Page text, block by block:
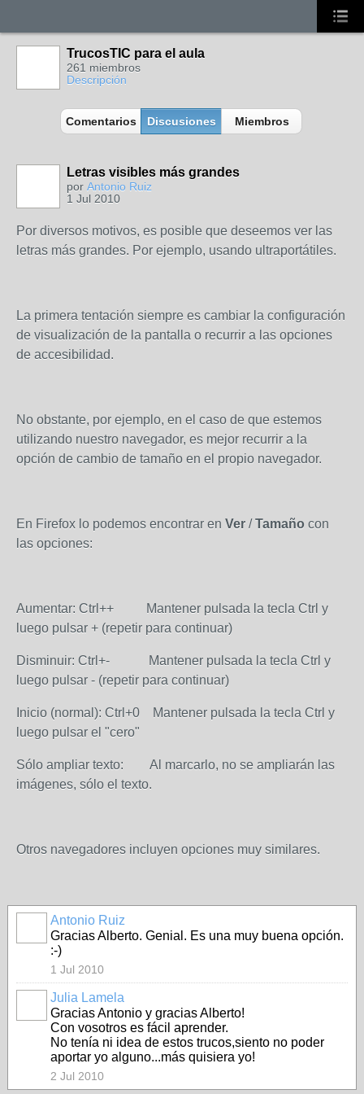
TrucosTIC para el aula
261 miembros
Descripción
Comentarios Discusiones Miembros
Letras visibles más grandes
por Antonio Ruiz
1 Jul 2010
Por diversos motivos, es posible que deseemos ver las
letras más grandes. Por ejemplo, usando ultraportátiles.
La primera tentación siempre es cambiar la configuración
de visualización de la pantalla o recurrir a las opciones
de accesibilidad.
No obstante, por ejemplo, en el caso de que estemos
utilizando nuestro navegador, es mejor recurrir a la
opción de cambio de tamaño en el propio navegador.
En Firefox lo podemos encontrar en Ver /Tamaño con
las opciones:
Aumentar: Ctrl++ Mantener pulsada la tecla Ctrl y
luego pulsar + (repetir para continuar)
Disminuir: Ctrl+- Mantener pulsada la tecla Ctrl y
luego pulsar - (repetir para continuar)
Inicio (normal): Ctrl+0 Mantener pulsada la tecla Ctrl y
luego pulsar el "cero"
Sólo ampliar texto: Al marcarlo, no se ampliarán las
imágenes, sólo el texto.
Otros navegadores incluyen opciones muy similares.
Antonio Ruiz
Gracias Alberto. Genial. Es una muy buena opción.
:-)
1 Jul 2010
Julia Lamela
Gracias Antonio y gracias Alberto!
Con vosotros es fácil aprender.
No tenía ni idea de estos trucos,siento no poder
aportar yo alguno...más quisiera yo!
2 Jul 2010